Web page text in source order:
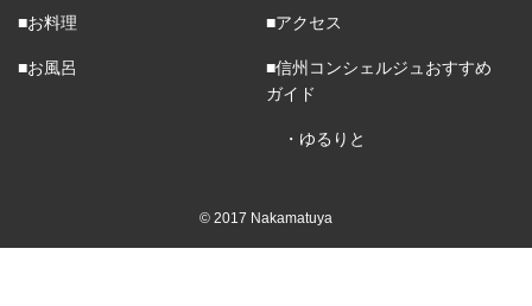
■お料理
■お風呂
■アクセス
■信州コンシェルジュおすすめ
ガイド
・ゆるりと
© 2017 Nakamatuya